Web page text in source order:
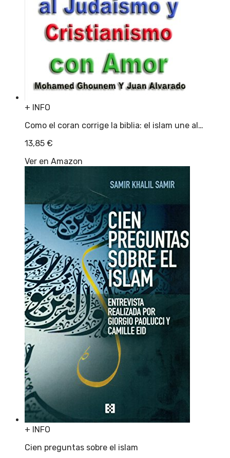
+ INFO
Como el coran corrige la biblia: el islam une al…
13,85 €
Ver en Amazon
+ INFO
Cien preguntas sobre el islam